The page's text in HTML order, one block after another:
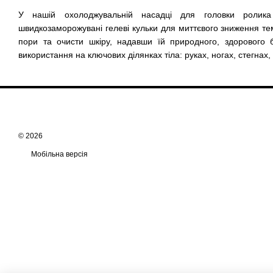
У нашій охолоджувальній насадці для головки ролика
швидкозаморожувані гелеві кульки для миттєвого зниження
пори та очисти шкіру, надавши їй природного, здорового
використання на ключових ділянках тіла: руках, ногах, стегнах,
© 2026
Мобільна версія